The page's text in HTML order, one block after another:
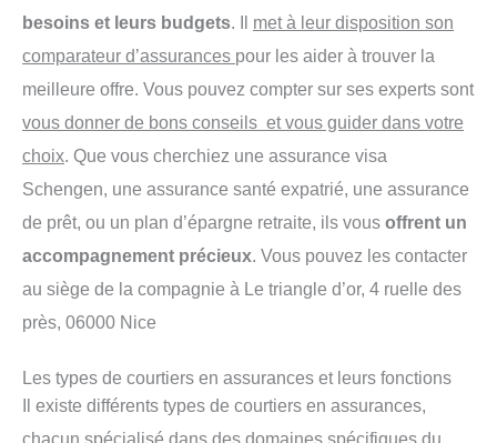
besoins et leurs budgets. Il met à leur disposition son
comparateur d’assurances pour les aider à trouver la
meilleure offre. Vous pouvez compter sur ses experts sont
vous donner de bons conseils et vous guider dans votre
choix. Que vous cherchiez une assurance visa
Schengen, une assurance santé expatrié, une assurance
de prêt, ou un plan d’épargne retraite, ils vous offrent un
accompagnement précieux. Vous pouvez les contacter
au siège de la compagnie à Le triangle d’or, 4 ruelle des
près, 06000 Nice
Les types de courtiers en assurances et leurs fonctions
Il existe différents types de courtiers en assurances,
chacun spécialisé dans des domaines spécifiques du